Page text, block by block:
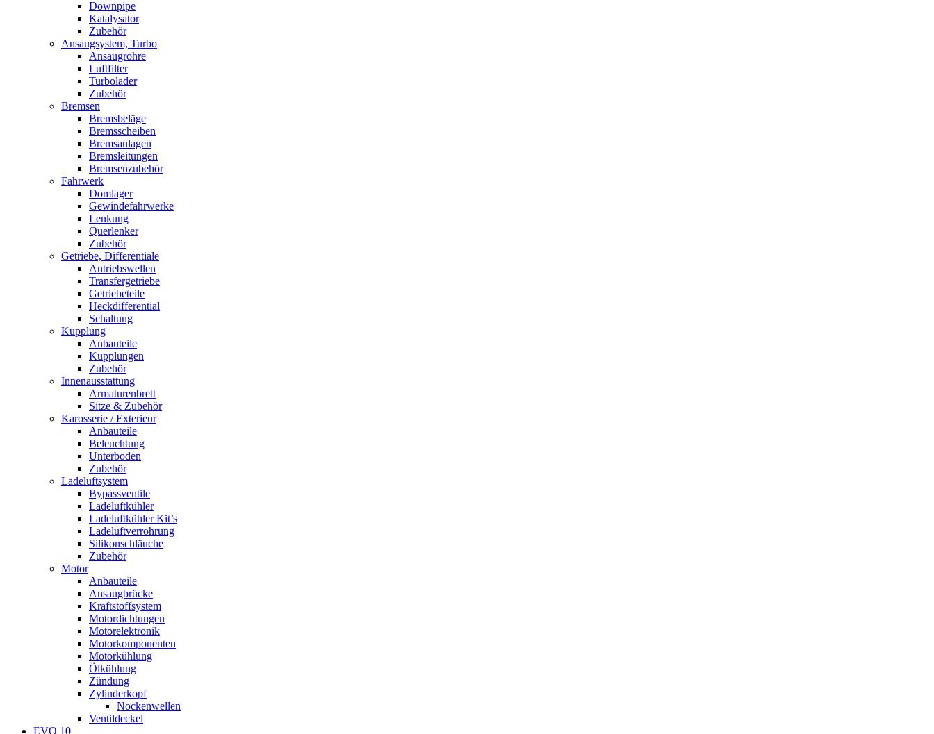
Downpipe
Katalysator
Zubehör
Ansaugsystem, Turbo
Ansaugrohre
Luftfilter
Turbolader
Zubehör
Bremsen
Bremsbeläge
Bremsscheiben
Bremsanlagen
Bremsleitungen
Bremsenzubehör
Fahrwerk
Domlager
Gewindefahrwerke
Lenkung
Querlenker
Zubehör
Getriebe, Differentiale
Antriebswellen
Transfergetriebe
Getriebeteile
Heckdifferential
Schaltung
Kupplung
Anbauteile
Kupplungen
Zubehör
Innenausstattung
Armaturenbrett
Sitze & Zubehör
Karosserie / Exterieur
Anbauteile
Beleuchtung
Unterboden
Zubehör
Ladeluftsystem
Bypassventile
Ladeluftkühler
Ladeluftkühler Kit’s
Ladeluftverrohrung
Silikonschläuche
Zubehör
Motor
Anbauteile
Ansaugbrücke
Kraftstoffsystem
Motordichtungen
Motorelektronik
Motorkomponenten
Motorkühlung
Ölkühlung
Zündung
Zylinderkopf
Nockenwellen
Ventildeckel
EVO 10